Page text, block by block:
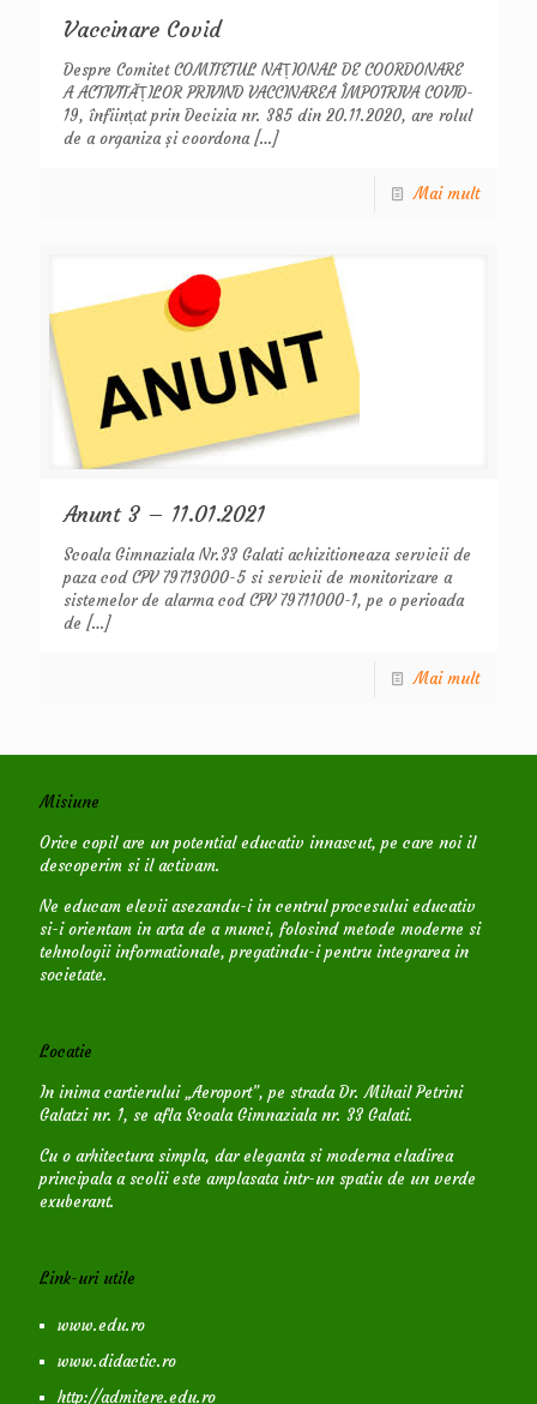
Vaccinare Covid
Despre Comitet COMITETUL NAȚIONAL DE COORDONARE
A ACTIVITĂȚILOR PRIVIND VACCINAREA ÎMPOTRIVA COVID-
19, înființat prin Decizia nr. 385 din 20.11.2020, are rolul
de a organiza și coordona[…]
Mai mult
Anunt 3 – 11.01.2021
Scoala Gimnaziala Nr.33 Galati achizitioneaza servicii de
paza cod CPV 79713000-5 si servicii de monitorizare a
sistemelor de alarma cod CPV 79711000-1, pe o perioada
de […]
Mai mult
Misiune
Orice copil are un potential educativ innascut, pe care noi il
descoperim si il activam.
Ne educam elevii asezandu-i in centrul procesului educativ
si-i orientam in arta de a munci, folosind metode moderne si
tehnologii informationale, pregatindu-i pentru integrarea in
societate.
Locatie
In inima cartierului „Aeroport”, pe strada Dr. Mihail Petrini
Galatzi nr. 1, se afla Scoala Gimnaziala nr. 33 Galati.
Cu o arhitectura simpla, dar eleganta si moderna cladirea
principala a scolii este amplasata intr-un spatiu de un verde
exuberant.
Link-uri utile
www.edu.ro
www.didactic.ro
http://admitere.edu.ro